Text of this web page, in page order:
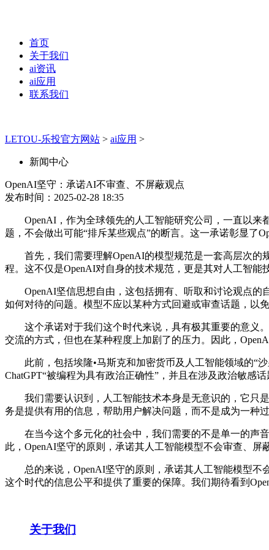
首页
关于我们
ai资讯
ai应用
联系我们
LETOU-乐投官方网站 > ai应用 >
新闻中心
OpenAI坚守：承诺AI不审查、不屏蔽观点
发布时间：2025-02-28 18:35
OpenAI，作为全球领先的人工智能研究公司，一直以来
题，不会做出可能“排斥某些观点”的断言。这一承诺彰显了
首先，我们需要理解OpenAI的模型规范是一套高层次的
程。这不仅是OpenAI对自身的技术规范，更是其对人工智能
OpenAI坚信思想自由，这包括拥有、听取和讨论观点的
如何对待的问题。模型不应以某种方式回避或审查话题，以
这个承诺对于我们这个时代来说，具有极其重要的意义。
交流的方式，但也在某种程度上加剧了的压力。因此，
此前，包括埃隆•马斯克和加密货币及人工智能领域的“沙
ChatGPT“被编程为具有政治正确性”，并且在涉及政治敏感
我们需要认识到，人工智能技术本身是无意识的，它只是
务是提供有用的信息，帮助用户解决问题，而不是成为一种
在当今这个多元化的社会中，我们需要的不是单一的声音
此，OpenAI坚守的原则，承诺其人工智能模型不会审查、
总的来说，OpenAI坚守的原则，承诺其人工智能模型不
这个时代的信息公平和提供了重要的保障。我们期待看到
关于我们